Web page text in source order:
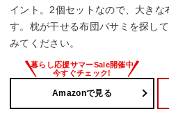
イント。2個セットなので、大きな
す。枕が干せる布団バサミを探し
みてください。
Amazonで見る